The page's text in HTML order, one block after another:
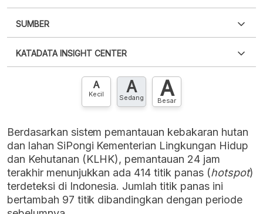
XLS
SUMBER
punya akun?Silakan Daftar sekarang
KATADATA INSIGHT CENTER
Hubungi sekarang »
A
Kecil A
Sedang A
Besar
Berdasarkan sistem pemantauan kebakaran hutan
dan lahan SiPongi Kementerian Lingkungan Hidup
dan Kehutanan (KLHK), pemantauan 24 jam
terakhir menunjukkan ada 414 titik panas (hotspot)
terdeteksi di Indonesia. Jumlah titik panas ini
bertambah 97 titik dibandingkan dengan periode